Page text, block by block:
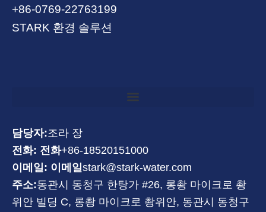
+86-0769-22763199
STARK 환경 솔루션
담당자:조라 장
전화: 전화+86-18520151000
이메일: 이메일 stark@stark-water.com
주소:동관시 동청구 한탕가 #26, 롱촹 마이크로 촹
위안 빌딩 C, 롱촹 마이크로 촹위안, 동관시 동청구